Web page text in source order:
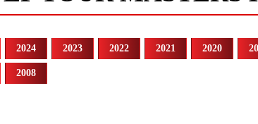
2024 2023 2022 2021 2020
2008